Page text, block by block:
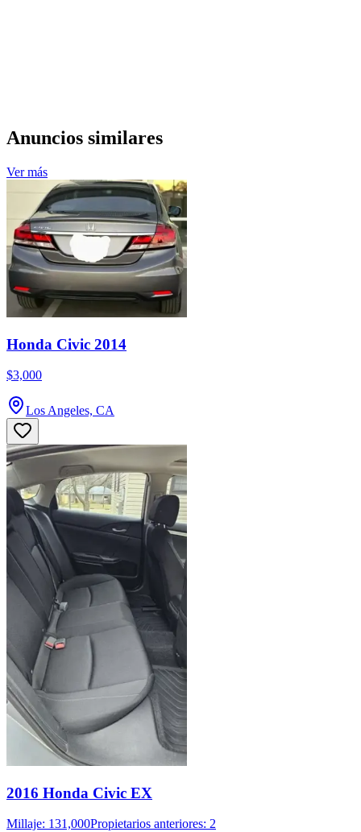
Anuncios similares
Ver más
Honda Civic 2014
$3,000
Los Angeles, CA
2016 Honda Civic EX
Millaje: 131,000Propietarios anteriores: 2